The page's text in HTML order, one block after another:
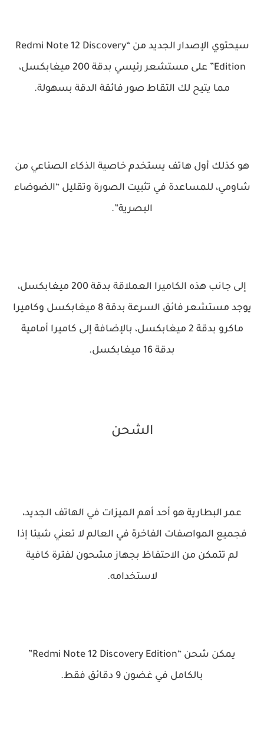
سيحتوي الإصدار الجديد من “Redmi Note 12 Discovery
Edition” على مستشعر رئيسي بدقة 200 ميغابكسل،
مما يتيح لك التقاط صور فائقة الدقة بسهولة.
هو كذلك أول هاتف يستخدم خاصية الذكاء الصناعي من
شاومي، للمساعدة في تثبيت الصورة وتقليل “الضوضاء
البصرية”.
إلى جانب هذه الكاميرا العملاقة بدقة 200 ميغابكسل،
يوجد مستشعر فائق السرعة بدقة 8 ميغابكسل وكاميرا
ماكرو بدقة 2 ميغابكسل، بالإضافة إلى كاميرا أمامية
بدقة 16 ميغابكسل.
الشحن
عمر البطارية هو أحد أهم الميزات في الهاتف الجديد،
فجميع المواصفات الفاخرة في العالم لا تعني شيئا إذا
لم تتمكن من الاحتفاظ بجهاز مشحون لفترة كافية
لاستخدامه.
يمكن شحن “Redmi Note 12 Discovery Edition”
بالكامل في غضون 9 دقائق فقط.